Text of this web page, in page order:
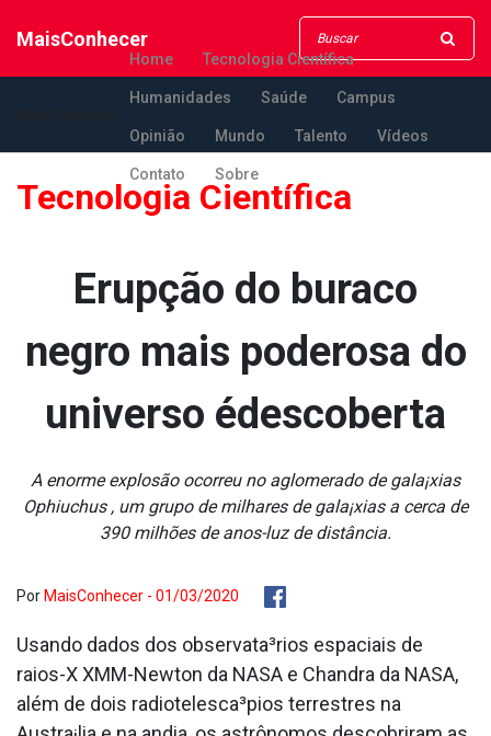
MaisConhecer
Home Tecnologia Científica
Humanidades Saúde Campus
Opinião Mundo Talento Vídeos
Contato Sobre
Tecnologia Científica
Erupção do buraco
negro mais poderosa do
universo édescoberta
A enorme explosão ocorreu no aglomerado de gala¡xias
Ophiuchus , um grupo de milhares de gala¡xias a cerca de
390 milhões de anos-luz de distância.
Por MaisConhecer - 01/03/2020
Usando dados dos observata³rios espaciais de
raios-X XMM-Newton da NASA e Chandra da NASA,
além de dois radiotelesca³pios terrestres na